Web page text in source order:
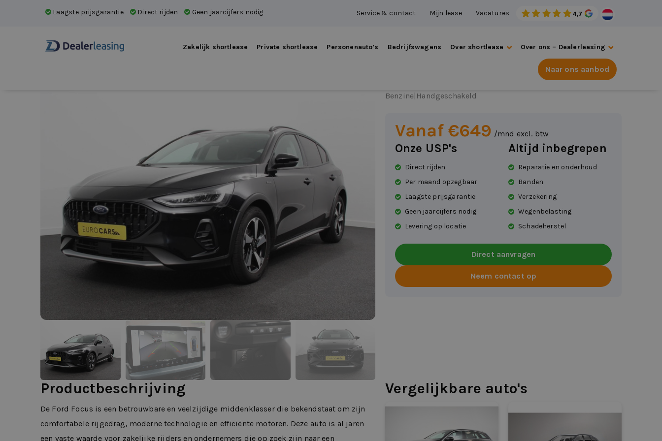
Laagste prijsgarantie Direct rijden Geen jaarcijfers nodig Service & contact Mijn lease Vacatures
Zakelijk shortlease Private shortlease Personenauto’s Bedrijfswagens Over shortlease Over ons – Dealerleasing
Naar ons aanbod
Benzine| Handgeschakeld
Vanaf €649 /mnd excl. btw
Onze USP's
Direct rijden
Per maand opzegbaar
Laagste prijsgarantie
Geen jaarcijfers nodig
Levering op locatie
Altijd inbegrepen
Reparatie en onderhoud
Banden
Verzekering
Wegenbelasting
Schadeherstel
Direct aanvragen
Neem contact op
Productbeschrijving
De Ford Focus is een betrouwbare en veelzijdige middenklasser die bekendstaat om zijn
comfortabele rijgedrag, moderne technologie en efficiënte motoren. Deze auto is al jaren
een vaste waarde voor zakelijke rijders en ondernemers die op zoek zijn naar een
Vergelijkbare auto's